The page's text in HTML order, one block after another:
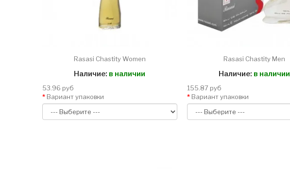
Rasasi Chastity Women
Наличие: в наличии
53.96 руб
Вариант упаковки
Rasasi Chastity Men
Наличие: в наличии
155.87 руб
Вариант упаковки